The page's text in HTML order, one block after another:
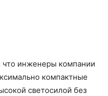
что инженеры компании
компактные
светосилой без